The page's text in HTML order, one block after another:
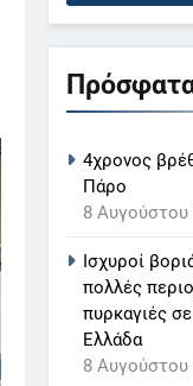
4χρονος
Πάρο
8 Αυγούστου
Ισχυροί
πολλές
πυρκαγιές
Ελλάδα
8 Αυγούστου